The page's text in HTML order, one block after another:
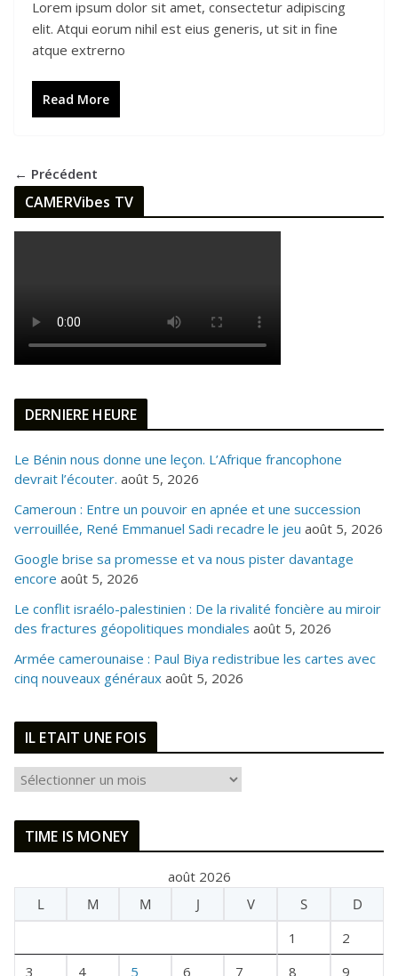
Lorem ipsum dolor sit amet, consectetur adipiscing
elit. Atqui eorum nihil est eius generis, ut sit in fine
atque extrerno
Read More
← Précédent
CAMERVibes TV
DERNIERE HEURE
Le Bénin nous donne une leçon. L’Afrique francophone
devrait l’écouter. août 5, 2026
Cameroun : Entre un pouvoir en apnée et une succession
verrouillée, René Emmanuel Sadi recadre le jeu août 5, 2026
Google brise sa promesse et va nous pister davantage
encore août 5, 2026
Le conflit israélo-palestinien : De la rivalité foncière au miroir
des fractures géopolitiques mondiales août 5, 2026
Armée camerounaise : Paul Biya redistribue les cartes avec
cinq nouveaux généraux août 5, 2026
IL ETAIT UNE FOIS
L
E
I
U
TIME IS MONEY
août 2026
L
M M J V S
D
1
2
3
4 5 6 7 8
9